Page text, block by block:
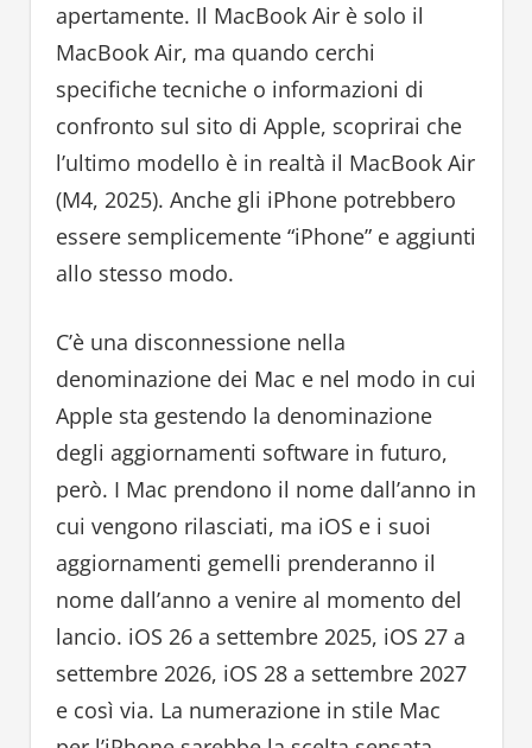
apertamente. Il MacBook Air è solo il
MacBook Air, ma quando cerchi
specifiche tecniche o informazioni di
confronto sul sito di Apple, scoprirai che
l’ultimo modello è in realtà il MacBook Air
(M4, 2025). Anche gli iPhone potrebbero
essere semplicemente “iPhone” e aggiunti
allo stesso modo.
C’è una disconnessione nella
denominazione dei Mac e nel modo in cui
Apple sta gestendo la denominazione
degli aggiornamenti software in futuro,
però. I Mac prendono il nome dall’anno in
cui vengono rilasciati, ma iOS e i suoi
aggiornamenti gemelli prenderanno il
nome dall’anno a venire al momento del
lancio. iOS 26 a settembre 2025, iOS 27 a
settembre 2026, iOS 28 a settembre 2027
e così via. La numerazione in stile Mac